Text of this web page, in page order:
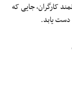
کارگران، جایی که
دست یابد.